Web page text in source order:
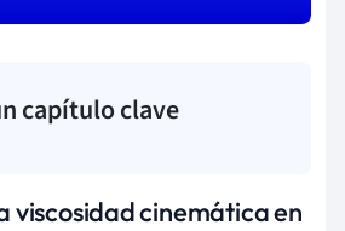
capítulo clave
viscosidad cinemática en